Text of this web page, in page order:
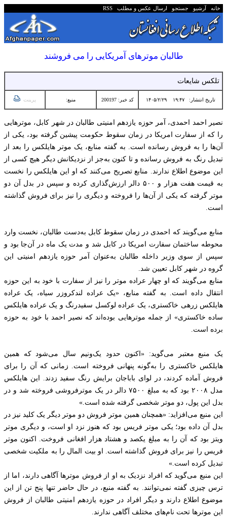
خانه آرشیو جستجو ارسال عکس و مطلب RSS
طالبان موترهای آمریکایی را می فروشند
تلکس شایعات
تاریخ انتشار:۱۹:۴۷ ۱۴۰۵/۲/۲۹ کد خبر: 200197 منبع: پرینت
نصیر احمد احمدی، آمر حوزه یازدهم امنیتی طالبان در شهر کابل، موترهایی
را که از سفارت امریکا در زمان سقوط حکومت پیشین گرفته بود، یکی از
آن‌ها را به فروش رسانده است. به گفته منابع، یک موتر هایلکس را بعد از
تبدیل رنگ به فروش رسانده و تا کنون به‌جز از نزدیکانش دیگر هیچ کسی از
این موضوع اطلاع ندارند. منابع تصریح می‌کنند که او این هایلکس را نخست
به قیمت هفت هزار و ۵۰۰ دالر ارزش‌گذاری کرده و سپس در بدل آن دو
موتر گرفته که یکی از آن‌ها را فروخته و دیگری را نیز برای فروش گذاشته
است.
منابع می‌گویند که احمدی در زمان سقوط کابل به‌دست طالبان، نخست وارد
محوطه ساختمان سفارت امریکا در کابل شد و مدت یک ماه در آن‌جا بود و
سپس از سوی وزیر داخله طالبان به‌عنوان آمر حوزه یازدهم امنیتی این
گروه در شهر کابل تعیین شد.
منابع می‌گویند که او چهار عراده موتر را نیز از سفارت با خود به این حوزه
انتقال داده است. به گفته منابع، «یک عراده لندکروزر سیاه، یک عراده
هایلکس زرهی خاکستری، یک عراده لوکسل سفیدرنگ و یک عراده هایلکس
ساده خاکستری» از جمله موترهایی بوده‌اند که نصیر احمد با خود به حوزه
برده است.
یک منبع معتبر می‌گوید: «اکنون حدود یک‌ونیم سال می‌شود که همین
هایلکس خاکستری را به‌گونه پنهانی فروخته است. زمانی که آن را برای
فروش آماده کردند، در لوای باباجان برایش رنگ سفید زدند. این هایلکس
مدل ۲۰۰۸ بود که به مبلغ ۷۵۰۰ دالر در یک موترفروشی فروخته شد و در
بدل این پول، دو موتر شخصی گرفته شده است.»
این منبع می‌افزاید: «همچنان همین موتر فروش دو موتر دیگر یک کلید نیز در
بدل آن داده بود؛ یکی موتر فریس بود که هنوز نزد او است، و دیگری موتر
ویتز بود که آن را به مبلغ یکصد و هشتاد هزار افغانی فروخت. اکنون موتر
فریس را نیز برای فروش گذاشته است. او بیت المال را به ملکیت شخصی
تبدیل کرده است.»
این منبع می‌گوید که افراد نزدیک به او از فروش موترها آگاهی دارند، اما از
ترس چیزی گفته نمی‌توانند. به گفته منبع، در حال حاضر تنها پنج تن از این
موضوع اطلاع دارند و دیگر افراد در حوزه یازدهم امنیتی طالبان از فروش
این موترها تحت نام‌های مختلف آگاهی ندارند.